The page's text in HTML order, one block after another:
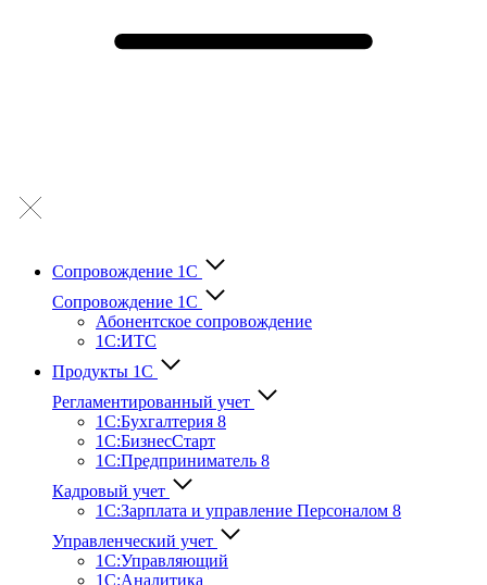
Сопровождение 1С
Сопровождение 1С
Абонентское сопровождение
1С:ИТС
Продукты 1С
Регламентированный учет
1C:Бухгалтерия 8
1С:БизнесСтарт
1C:Предприниматель 8
Кадровый учет
1С:Зарплата и управление Персона­лом 8
Управленческий учет
1С:Управляющий
1С:Аналитика